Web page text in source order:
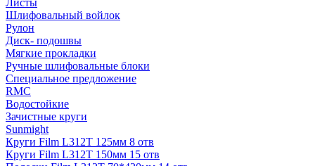
Листы
Шлифовальный войлок
Рулон
Диск- подошвы
Мягкие прокладки
Ручные шлифовальные блоки
Специальное предложение
RMC
Водостойкие
Зачистные круги
Sunmight
Круги Film L312T 125мм 8 отв
Круги Film L312T 150мм 15 отв